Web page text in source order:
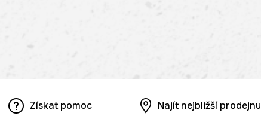
Získat pomoc Najít nejbližší prodejnu